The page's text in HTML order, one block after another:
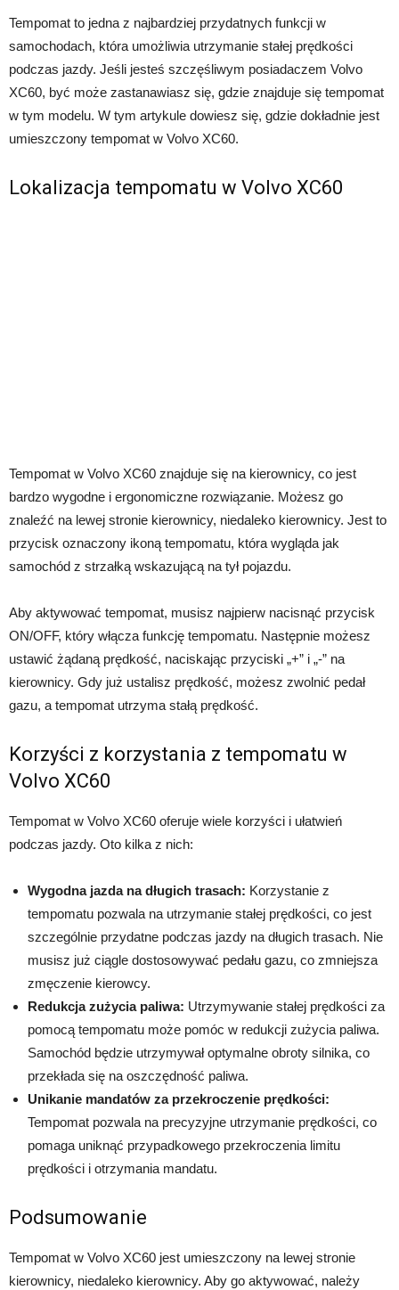
Tempomat to jedna z najbardziej przydatnych funkcji w
samochodach, która umożliwia utrzymanie stałej prędkości
podczas jazdy. Jeśli jesteś szczęśliwym posiadaczem Volvo
XC60, być może zastanawiasz się, gdzie znajduje się tempomat
w tym modelu. W tym artykule dowiesz się, gdzie dokładnie jest
umieszczony tempomat w Volvo XC60.
Lokalizacja tempomatu w Volvo XC60
Tempomat w Volvo XC60 znajduje się na kierownicy, co jest
bardzo wygodne i ergonomiczne rozwiązanie. Możesz go
znaleźć na lewej stronie kierownicy, niedaleko kierownicy. Jest to
przycisk oznaczony ikoną tempomatu, która wygląda jak
samochód z strzałką wskazującą na tył pojazdu.
Aby aktywować tempomat, musisz najpierw nacisnąć przycisk
ON/OFF, który włącza funkcję tempomatu. Następnie możesz
ustawić żądaną prędkość, naciskając przyciski „+” i „-” na
kierownicy. Gdy już ustalisz prędkość, możesz zwolnić pedał
gazu, a tempomat utrzyma stałą prędkość.
Korzyści z korzystania z tempomatu w
Volvo XC60
Tempomat w Volvo XC60 oferuje wiele korzyści i ułatwień
podczas jazdy. Oto kilka z nich:
Wygodna jazda na długich trasach: Korzystanie z
tempomatu pozwala na utrzymanie stałej prędkości, co jest
szczególnie przydatne podczas jazdy na długich trasach. Nie
musisz już ciągle dostosowywać pedału gazu, co zmniejsza
zmęczenie kierowcy.
Redukcja zużycia paliwa: Utrzymywanie stałej prędkości za
pomocą tempomatu może pomóc w redukcji zużycia paliwa.
Samochód będzie utrzymywał optymalne obroty silnika, co
przekłada się na oszczędność paliwa.
Unikanie mandatów za przekroczenie prędkości:
Tempomat pozwala na precyzyjne utrzymanie prędkości, co
pomaga uniknąć przypadkowego przekroczenia limitu
prędkości i otrzymania mandatu.
Podsumowanie
Tempomat w Volvo XC60 jest umieszczony na lewej stronie
kierownicy, niedaleko kierownicy. Aby go aktywować, należy